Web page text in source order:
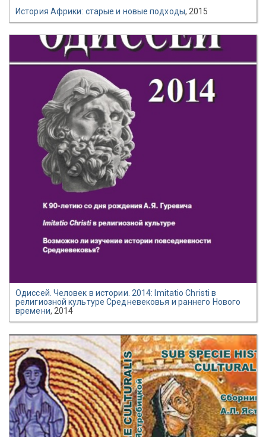
История Африки: старые и новые подходы, 2015
Одиссей. Человек в истории. 2014: Imitatio Christi в
религиозной культуре Средневековья и раннего Нового
времени, 2014